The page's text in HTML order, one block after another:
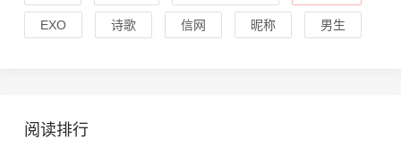
EXO 诗歌 信网 昵称 男生
阅读排行